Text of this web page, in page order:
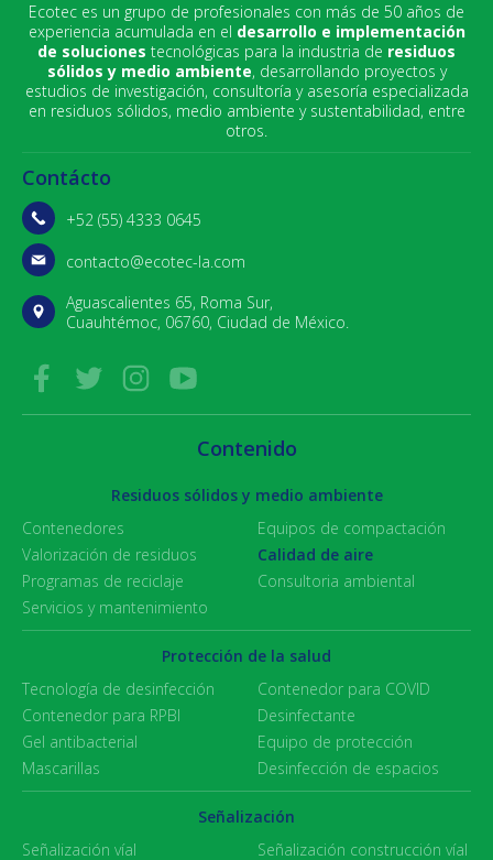
Ecotec es un grupo de profesionales con más de 50 años de
experiencia acumulada en el desarrollo e implementación
de soluciones tecnológicas para la industria de residuos
sólidos y medio ambiente, desarrollando proyectos y
estudios de investigación, consultoría y asesoría especializada
en residuos sólidos, medio ambiente y sustentabilidad, entre
otros.
Contenido
Residuos sólidos y medio ambiente
Contenedores
Equipos de compactación
Valorización de residuos
Calidad de aire
Programas de reciclaje
Consultoria ambiental
Servicios y mantenimiento
Protección de la salud
Tecnología de desinfección
Contenedor para COVID
Contenedor para RPBI
Desinfectante
Gel antibacterial
Equipo de protección
Mascarillas
Desinfección de espacios
Señalización
Señalización víal
Señalización construcción víal
Contácto
+52 (55) 4333 0645
contacto@ecotec-la.com
Aguascalientes 65, Roma Sur,
Cuauhtémoc, 06760, Ciudad de México.